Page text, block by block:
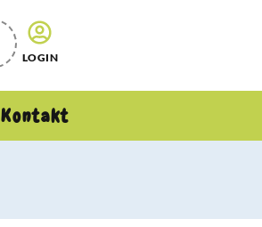
LOGIN
Kontakt